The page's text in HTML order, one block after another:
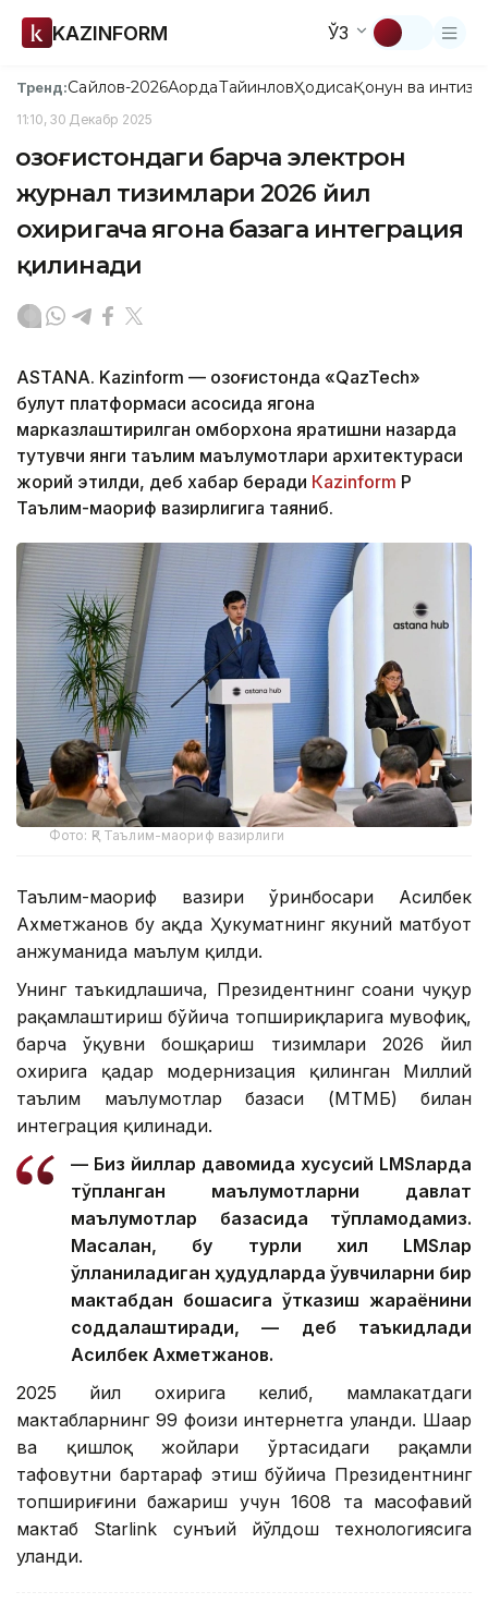
KAZINFORM ЎЗ
Тренд:Сайлов-2026АқордаТайинловҲодисаҚонун ва
11:10, 30 Декабр 2025
Қозоғистондаги барча электрон
журнал тизимлари 2026 йил
охиригача ягона базага интеграция
қилинади
ASTANA. Kazinform — Қозоғистонда «QazTech»
булут платформаси асосида ягона
марказлаштирилган омборхона яратишни назарда
тутувчи янги таълим маълумотлари архитектураси
жорий этилди, деб хабар беради Каzinform ҚР
Таълим-маориф вазирлигига таяниб.
Фото: ҚР Таълим-маориф вазирлиги
Таълим-маориф вазири ўринбосари Асилбек
Ахметжанов бу ҳақда Ҳукуматнинг якуний матбуот
анжуманида маълум қилди.
Унинг таъкидлашича, Президентнинг соҳани чуқур
рақамлаштириш бўйича топшириқларига мувофиқ,
барча ўқувни бошқариш тизимлари 2026 йил
охирига қадар модернизация қилинган Миллий
таълим маълумотлар базаси (МТМБ) билан
интеграция қилинади.
— Биз йиллар давомида хусусий LMSларда
тўпланган маълумотларни давлат
маълумотлар базасида тўпламоқдамиз.
Масалан, бу турли хил LMSлар
қўлланиладиган ҳудудларда ўқувчиларни бир
мактабдан бошқасига ўтказиш жараёнини
соддалаштиради, — деб таъкидлади
Асилбек Ахметжанов.
2025 йил охирига келиб, мамлакатдаги
мактабларнинг 99 фоизи интернетга уланди. Шаҳар
ва қишлоқ жойлари ўртасидаги рақамли
тафовутни бартараф этиш бўйича Президентнинг
топшириғини бажариш учун 1608 та масофавий
мактаб Starlink сунъий йўлдош технологиясига
уланди.